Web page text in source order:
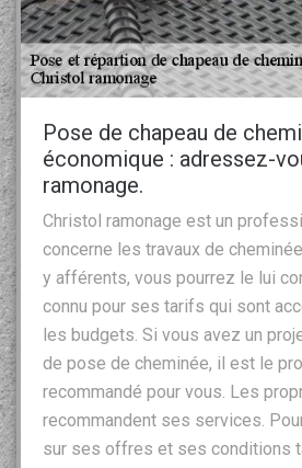
Pose de chapeau de
économique : adressez-
ramonage.
Christol ramonage est un
concerne les travaux de
y afférents, vous pourrez le lui
connu pour ses tarifs qui sont
les budgets. Si vous avez un
de pose de cheminée, il est le
recommandé pour vous. Les
recommandent ses services.
sur ses offres et ses conditions